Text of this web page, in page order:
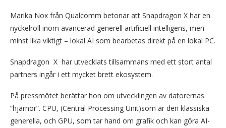
Marika Nox från Qualcomm betonar att Snapdragon X har en
nyckelroll inom avancerad generell artificiell intelligens, men
minst lika viktigt – lokal AI som bearbetas direkt på en lokal PC.
Snapdragon X har utvecklats tillsammans med ett stort antal
partners ingår i ett mycket brett ekosystem.
På pressmötet berättar hon om utvecklingen av datorernas
”hjärnor”. CPU, (Central Processing Unit)som är den klassiska
generella, och GPU, som tar hand om grafik och kan göra AI-